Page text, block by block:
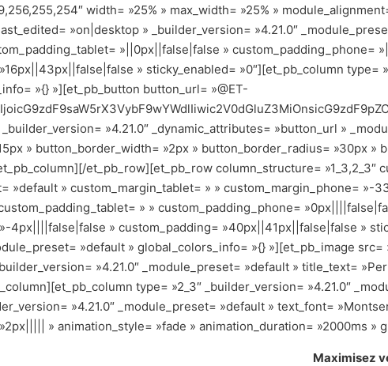
width= »25% » max_width= »25% »
»on|desktop » _builder_version= »4.21.0″
»||0px||false|false » custom_padding_phone=
» sticky_enabled= »0″][et_pb_column type=
»{} »][et_pb_button button_url= »@ET-
»4.21.0″ _dynamic_attributes= »button_url »
» button_border_width= »2px » button_border_radius= »30px
et_pb_row][et_pb_row column_structure= »1_3,2_3″
»default » custom_margin_tablet= » » custom_margin_phone= »-
» » custom_padding_phone=
4px||||false|false » custom_padding= »40px||41px||false|false »
»default » global_colors_info= »{} »][et_pb_image
»4.21.0″ _module_preset= »default » title_text=
type= »2_3″ _builder_version= »4.21.0″
»4.21.0″ _module_preset= »default » text_font=
» animation_style= »fade » animation_duration= »2000ms »
Maximisez